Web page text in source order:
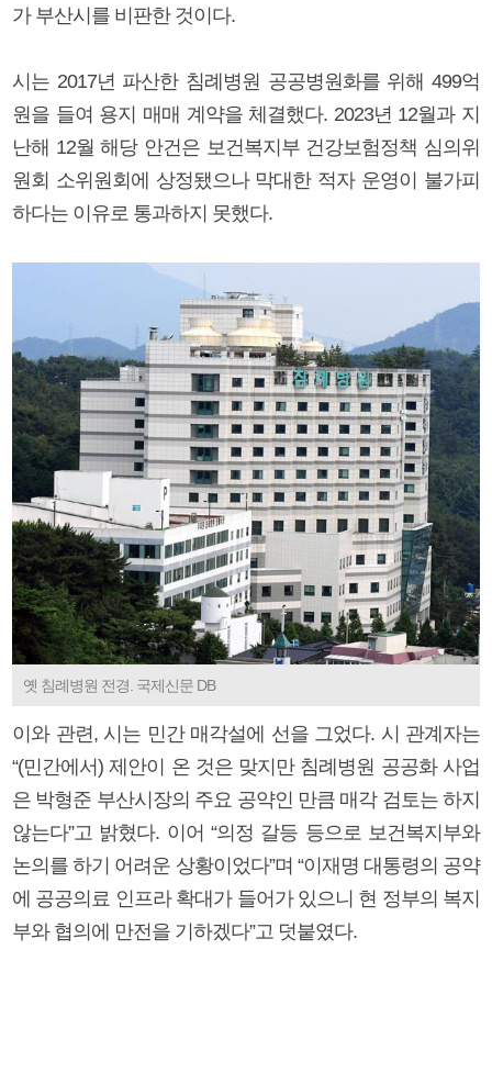
가 부산시를 비판한 것이다.
시는 2017년 파산한 침례병원 공공병원화를 위해 499억
원을 들여 용지 매매 계약을 체결했다. 2023년 12월과 지
난해 12월 해당 안건은 보건복지부 건강보험정책 심의위
원회 소위원회에 상정됐으나 막대한 적자 운영이 불가피
하다는 이유로 통과하지 못했다.
옛 침례병원 전경. 국제신문 DB
이와 관련, 시는 민간 매각설에 선을 그었다. 시 관계자는
“(민간에서) 제안이 온 것은 맞지만 침례병원 공공화 사업
은 박형준 부산시장의 주요 공약인 만큼 매각 검토는 하지
않는다”고 밝혔다. 이어 “의정 갈등 등으로 보건복지부와
논의를 하기 어려운 상황이었다”며 “이재명 대통령의 공약
에 공공의료 인프라 확대가 들어가 있으니 현 정부의 복지
부와 협의에 만전을 기하겠다”고 덧붙였다.